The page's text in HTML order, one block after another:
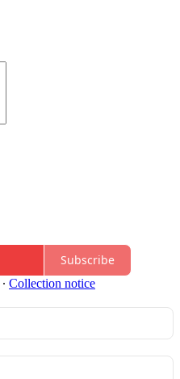
Subscribe
∙ Collection notice